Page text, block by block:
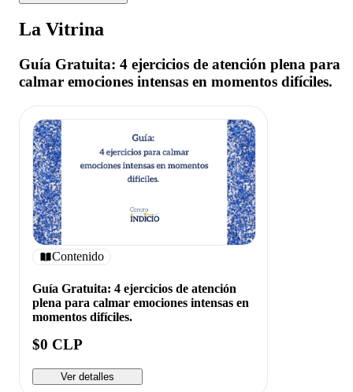
La Vitrina
Guía Gratuita: 4 ejercicios de atención plena para
calmar emociones intensas en momentos difíciles.
Contenido
Guía Gratuita: 4 ejercicios de atención
plena para calmar emociones intensas en
momentos difíciles.
$0 CLP
Ver detalles